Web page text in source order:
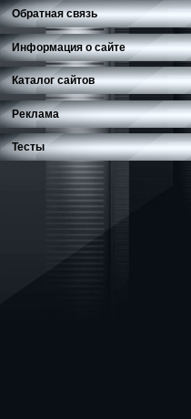
Обратная связь
Информация о сайте
Каталог сайтов
Реклама
Тесты